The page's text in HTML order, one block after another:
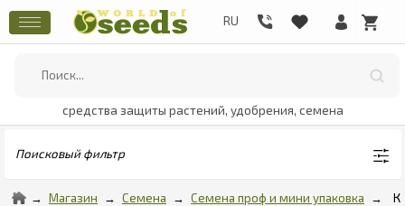
средства защиты растений, удобрения, семена
Поисковый фильтр
Магазин Семена Семена проф и мини упаковка